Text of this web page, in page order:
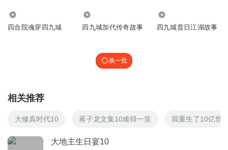
四合院魂穿四九城 四九城加代传奇故事 四九城昔日江湖故事
换一批
相关推荐
大修真时代10 蒋子龙文集10难得一笑 我重生了10亿世
大地主生日宴10